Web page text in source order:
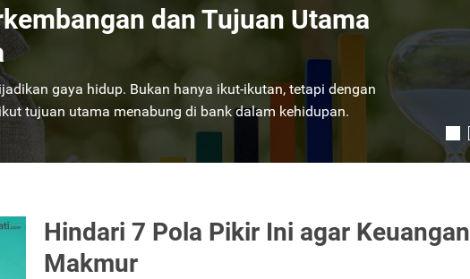
Aman Memilih Produk
salah satu pilihan terbaik dalam menabung di era digital.
dan bagaimana cara membuatnya?
Hindari 7 Pola Pikir Ini agar Keuangan
Makmur